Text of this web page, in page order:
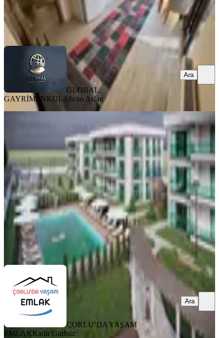
GLOBAL GAYRİMENKULAlican Aslan
Ara
GLOBAL
GAYRİMENKULAlican Aslan
Ara
Önerlerde Göl Manzaralı Havuzlu
Site İçinde Satılık 3+1 Daire
Çorlu, Önerler Mahallesi
3+1·145 m²·3. Kat 13.05.2026
13.000.000 ₺
ÇORLU’DA YAŞAM EMLAK Kadir Gürbüz
ÇORLU’DA YAŞAM
EMLAKKadir Gürbüz
Ara